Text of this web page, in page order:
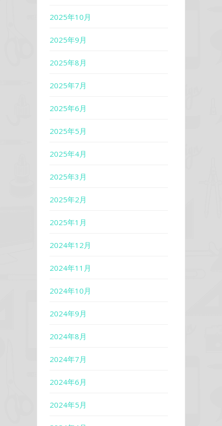
2025年10月
2025年9月
2025年8月
2025年7月
2025年6月
2025年5月
2025年4月
2025年3月
2025年2月
2025年1月
2024年12月
2024年11月
2024年10月
2024年9月
2024年8月
2024年7月
2024年6月
2024年5月